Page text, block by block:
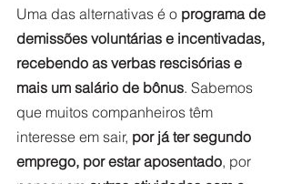
Uma das alternativas é o programa de
demissões voluntárias e incentivadas,
recebendo as verbas rescisórias e
mais um salário de bônus. Sabemos
que muitos companheiros têm
interesse em sair, por já ter segundo
emprego, por estar aposentado, por